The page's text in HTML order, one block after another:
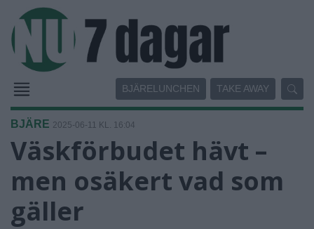
BJÄRELUNCHEN TAKE AWAY
BJÄRE 2025-06-11 KL. 16:04
Väskförbudet hävt –
men osäkert vad som
gäller